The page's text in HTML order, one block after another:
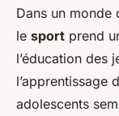
Dans un monde
le sport prend
l’éducation des
l’apprentissage
adolescents